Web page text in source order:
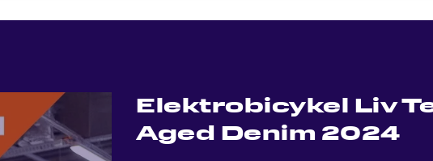
Elektrobicykel Liv
Aged Denim 2024